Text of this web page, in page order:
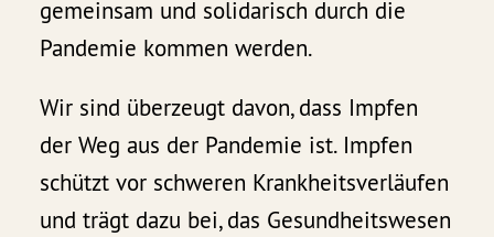
gemeinsam und solidarisch durch die
Pandemie kommen werden.
Wir sind überzeugt davon, dass Impfen
der Weg aus der Pandemie ist. Impfen
schützt vor schweren Krankheitsverläufen
und trägt dazu bei, das Gesundheitswesen